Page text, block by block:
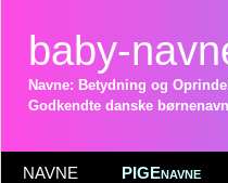
baby-
Navne: Betydning og
Godkendte danske
NAVNE PIGEnavne